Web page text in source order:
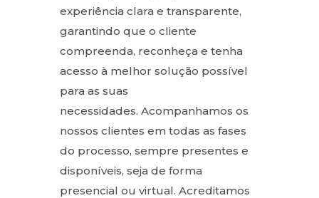
experiência clara e transparente,
garantindo que o cliente
compreenda, reconheça e tenha
acesso à melhor solução possível
para as suas
necessidades. Acompanhamos os
nossos clientes em todas as fases
do processo, sempre presentes e
disponíveis, seja de forma
presencial ou virtual. Acreditamos